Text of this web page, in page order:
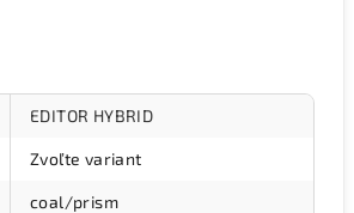
EDITOR HYBRID
Zvoľte variant
coal/prism